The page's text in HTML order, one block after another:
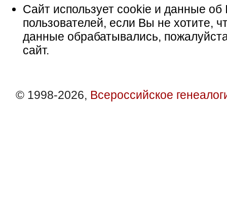
Сайт использует cookie и данные об
пользователей, если Вы не хотите,
данные обрабатывались,
сайт.
© 1998-2026, Всероссийское